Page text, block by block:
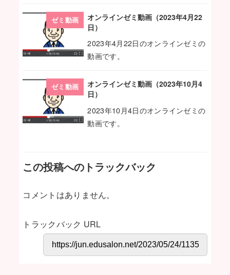
ゼミ動画
オンラインゼミ動画（2023年4月22
日）
2023年4月22日のオンラインゼミの
動画です。
ゼミ動画
オンラインゼミ動画（2023年10月4
日）
2023年10月4日のオンラインゼミの
動画です。
この投稿へのトラックバック
コメントはありません。
トラックバック URL